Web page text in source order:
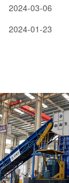
2024-03-06
2024-01-23